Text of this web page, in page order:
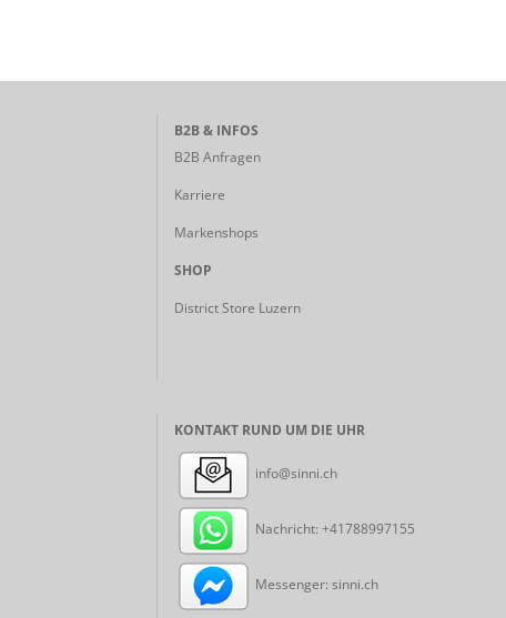
B2B & INFOS
B2B Anfragen
Karriere
Markenshops
SHOP
District Store Luzern
KONTAKT RUND UM DIE UHR
info@sinni.ch
Nachricht: +41788997155
Messenger: sinni.ch